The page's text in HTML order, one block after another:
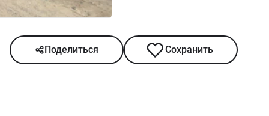
Поделиться Сохранить